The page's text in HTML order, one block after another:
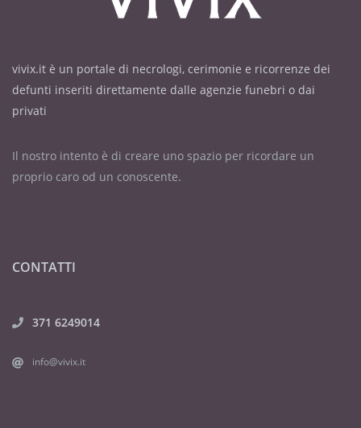
vivix.it è un portale di necrologi, cerimonie e ricorrenze dei
defunti inseriti direttamente dalle agenzie funebri o dai
privati
Il nostro intento è di creare uno spazio per ricordare un
proprio caro od un conoscente.
CONTATTI
371 6249014
info@vivix.it